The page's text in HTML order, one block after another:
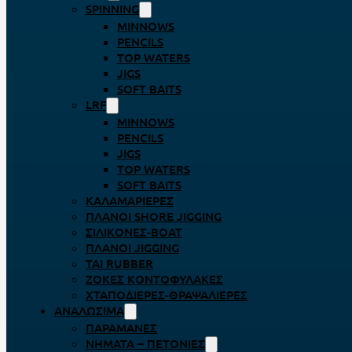
SPINNING
MINNOWS
PENCILS
TOP WATERS
JIGS
SOFT BAITS
LRF
MINNOWS
PENCILS
JIGS
TOP WATERS
SOFT BAITS
ΚΑΛΑΜΑΡΙΈΡΕΣ
ΠΛΆΝΟΙ SHORE JIGGING
ΣΙΛΙΚΌΝΕΣ-BOAT
ΠΛΆΝΟΙ JIGGING
TAI RUBBER
ΖΌΚΕΣ ΚΟΝΤΟΦΎΛΑΚΕΣ
ΧΤΑΠΟΔΙΈΡΕΣ-ΘΡΑΨΑΛΙΈΡΕΣ
ΑΝΑΛΏΣΙΜΑ
ΠΑΡΑΜΆΝΕΣ
ΝΉΜΑΤΑ – ΠΕΤΟΝΙΈΣ